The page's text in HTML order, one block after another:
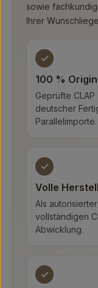
sowie
Ihrer
✓
100 %
Geprüfte
deutscher
Parallelimporte.
✓
Volle
Als
vollständigen
Abwicklung.
✓